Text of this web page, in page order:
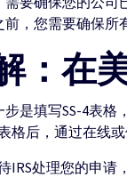
前，您需要确保所
：在
步是填写SS-4表
格后，通过在线或
IRS处理您的申请